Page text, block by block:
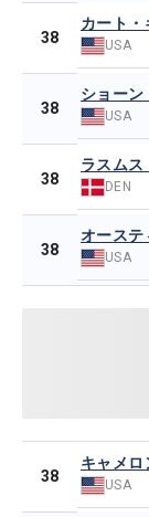
38
カート・
USA
38
ショーン
USA
38
ラスムス
DEN
38
オーステ
USA
38
キャメロ
USA